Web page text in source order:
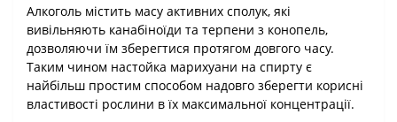
Алкоголь містить масу активних сполук, які
вивільняють канабіноїди та терпени з конопель,
дозволяючи їм зберегтися протягом довгого часу.
Таким чином настойка марихуани на спирту є
найбільш простим способом надовго зберегти корисні
властивості рослини в їх максимальної концентрації.